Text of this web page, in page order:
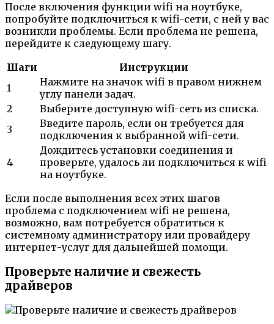
После включения функции wifi на ноутбуке,
попробуйте подключиться к wifi-сети, с ней у вас
возникли проблемы. Если проблема не решена,
перейдите к следующему шагу.
Шаги
Инструкции
1
Нажмите на значок wifi в правом нижнем
углу панели задач.
2
Выберите доступную wifi-сеть из списка.
3
Введите пароль, если он требуется для
подключения к выбранной wifi-сети.
4
Дождитесь установки соединения и
проверьте, удалось ли подключиться к wifi
на ноутбуке.
Если после выполнения всех этих шагов
проблема с подключением wifi не решена,
возможно, вам потребуется обратиться к
системному администратору или провайдеру
интернет-услуг для дальнейшей помощи.
Проверьте наличие и свежесть
драйверов